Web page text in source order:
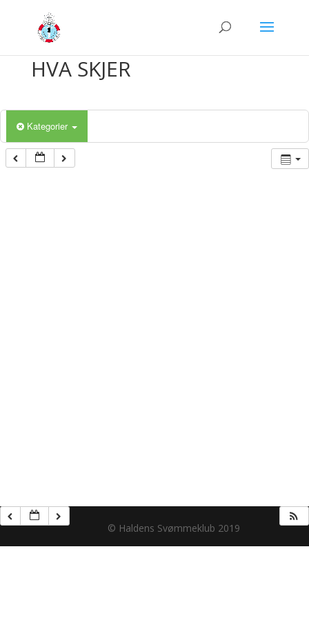
HVA SKJER
Kategorier
© Haldens Svømmeklub 2019